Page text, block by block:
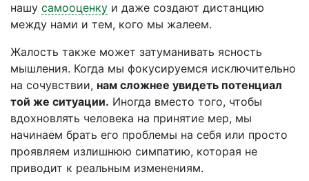
нашу самооценку и даже создают дистанцию
между нами и тем, кого мы жалеем.
Жалость также может затуманивать ясность
мышления. Когда мы фокусируемся исключительно
на сочувствии, нам сложнее увидеть потенциал
той же ситуации. Иногда вместо того, чтобы
вдохновлять человека на принятие мер, мы
начинаем брать его проблемы на себя или просто
проявляем излишнюю симпатию, которая не
приводит к реальным изменениям.